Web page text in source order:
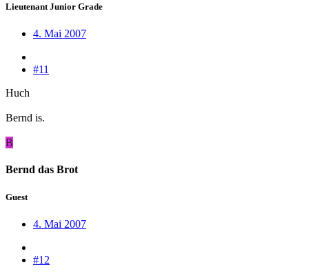
Lieutenant Junior Grade
4. Mai 2007
#11
Huch
Bernd is.
B
Bernd das Brot
Guest
4. Mai 2007
#12